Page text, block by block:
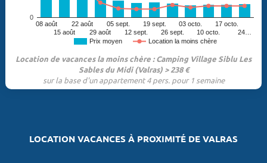
Prix moyen Location la moins chère
08 août
15 août
22 août
29 août
05 sept.
12 sept.
19 sept.
26 sept.
03 octo.
10 octo.
17 octo.
24…
0
Location de vacances la moins chère : Camping Village Siblu Les
Sables du Midi (Valras) > 238 €
sur la base d'un appartement 4 pers. pour 1 semaine
LOCATION VACANCES À PROXIMITÉ DE VALRAS